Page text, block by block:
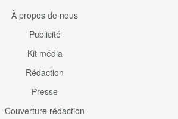
À propos de nous
Publicité
Kit média
Rédaction
Presse
Couverture rédaction